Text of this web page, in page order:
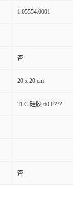
1.05554.0001
否
20 x 20 cm
TLC 硅胶 60 F???
否